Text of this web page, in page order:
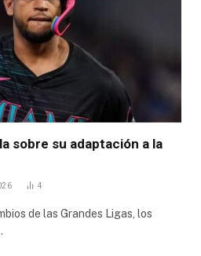
sobre su adaptación a la
4
de las Grandes Ligas, los